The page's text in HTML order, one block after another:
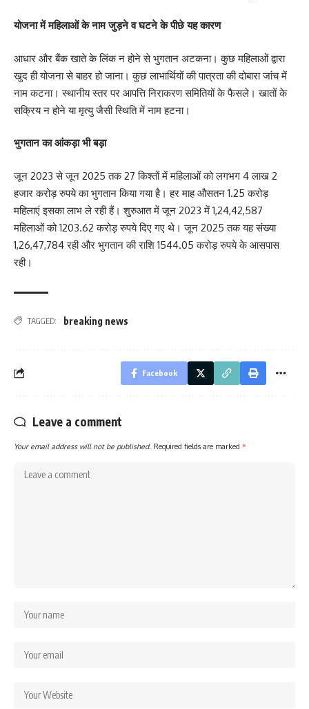
योजना में महिलाओं के नाम जुड़ने व घटने के पीछे यह कारण
आधार और बैंक खाते के लिंक न होने से भुगतान अटकना। कुछ महिलाओं द्वारा
खुद ही योजना से बाहर हो जाना। कुछ लाभार्थियों की पात्रता की दोबारा जांच में
नाम कटना। स्थानीय स्तर पर आपत्ति निराकरण समितियों के फैसले। खातों के
सक्रिय न होने या मृत्यु जैसी स्थिति में नाम हटना।
भुगतान का आंकड़ा भी बड़ा
जून 2023 से जून 2025 तक 27 किश्तों में महिलाओं को लगभग 4 लाख 2
हजार करोड़ रुपये का भुगतान किया गया है। हर माह औसतन 1.25 करोड़
महिलाएं इसका लाभ ले रही हैं। शुरुआत में जून 2023 में 1,24,42,587
महिलाओं को 1203.62 करोड़ रुपये दिए गए थे। जून 2025 तक यह संख्या
1,26,47,784 रही और भुगतान की राशि 1544.05 करोड़ रुपये के आसपास
रही।
TAGGED: breaking news
Facebook
Leave a comment
Your email address will not be published. Required fields are marked *